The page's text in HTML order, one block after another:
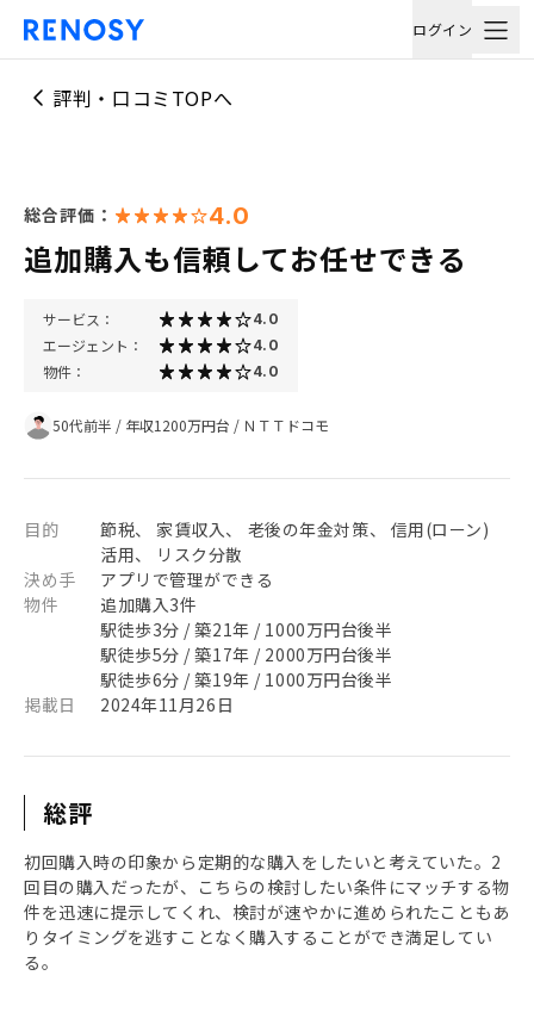
ログイン
評判・口コミTOPへ
総合評価： 4.0
追加購入も信頼してお任せできる
サービス： 4.0
エージェント： 4.0
物件： 4.0
50代前半 / 年収1200万円台 / ＮＴＴドコモ
目的
節税、 家賃収入、 老後の年金対策、 信用(ローン)
活用、 リスク分散
決め手
アプリで管理ができる
物件
追加購入3件
駅徒歩3分 / 築21年 / 1000万円台後半
駅徒歩5分 / 築17年 / 2000万円台後半
駅徒歩6分 / 築19年 / 1000万円台後半
掲載日
2024年11月26日
総評
初回購入時の印象から定期的な購入をしたいと考えていた。2
回目の購入だったが、こちらの検討したい条件にマッチする物
件を迅速に提示してくれ、検討が速やかに進められたこともあ
りタイミングを逃すことなく購入することができ満足してい
る。